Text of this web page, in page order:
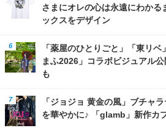
さまにオレの心は永遠にわかる
ックスをデザイン
「薬屋のひとりごと」「東リ
まふ2026」コラボビジュアル
も
「ジョジョ 黄金の風」ブチャ
を華やかに♪ 「glamb」新作カ